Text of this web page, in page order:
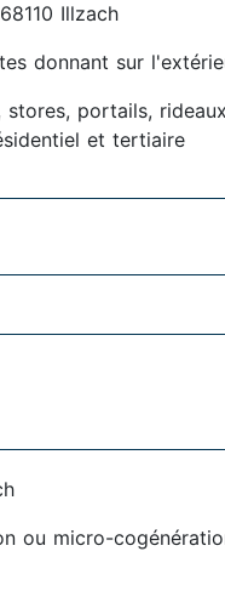
Illzach
donnant sur
portails,
et tertiaire
ou micro-